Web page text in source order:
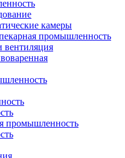
камеры
промышленность
вентиляция
промышленность